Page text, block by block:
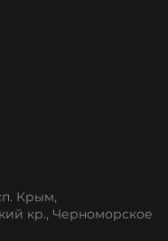
Крым,
кр., Черноморское